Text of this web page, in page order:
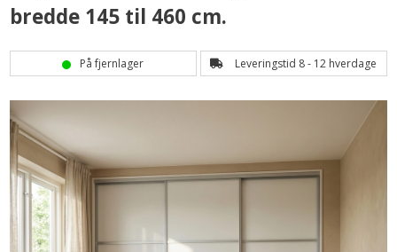
bredde 145 til 460 cm.
På fjernlager Leveringstid 8 - 12 hverdage